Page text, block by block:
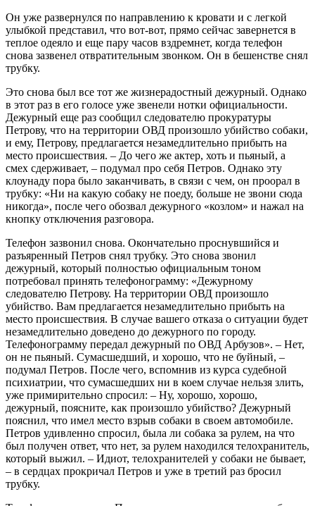
Он уже развернулся по направлению к кровати и с легкой
улыбкой представил, что вот-вот, прямо сейчас завернется в
теплое одеяло и еще пару часов вздремнет, когда телефон
снова зазвенел отвратительным звонком. Он в бешенстве снял
трубку.
Это снова был все тот же жизнерадостный дежурный. Однако
в этот раз в его голосе уже звенели нотки официальности.
Дежурный еще раз сообщил следователю прокуратуры
Петрову, что на территории ОВД произошло убийство собаки,
и ему, Петрову, предлагается незамедлительно прибыть на
место происшествия. – До чего же актер, хоть и пьяный, а
смех сдерживает, – подумал про себя Петров. Однако эту
клоунаду пора было заканчивать, в связи с чем, он проорал в
трубку: «Ни на какую собаку не поеду, больше не звони сюда
никогда», после чего обозвал дежурного «козлом» и нажал на
кнопку отключения разговора.
Телефон зазвонил снова. Окончательно проснувшийся и
разъяренный Петров снял трубку. Это снова звонил
дежурный, который полностью официальным тоном
потребовал принять телефонограмму: «Дежурному
следователю Петрову. На территории ОВД произошло
убийство. Вам предлагается незамедлительно прибыть на
место происшествия. В случае вашего отказа о ситуации будет
незамедлительно доведено до дежурного по городу.
Телефонограмму передал дежурный по ОВД Арбузов». – Нет,
он не пьяный. Сумасшедший, и хорошо, что не буйный, –
подумал Петров. После чего, вспомнив из курса судебной
психиатрии, что сумасшедших ни в коем случае нельзя злить,
уже примирительно спросил: – Ну, хорошо, хорошо,
дежурный, поясните, как произошло убийство? Дежурный
пояснил, что имел место взрыв собаки в своем автомобиле.
Петров удивленно спросил, была ли собака за рулем, на что
был получен ответ, что нет, за рулем находился телохранитель,
который выжил. – Идиот, телохранителей у собаки не бывает,
– в сердцах прокричал Петров и уже в третий раз бросил
трубку.